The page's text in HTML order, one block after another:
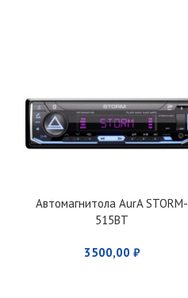
Автомагнитола AurA STORM-
515BT
3500,00 ₽